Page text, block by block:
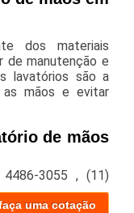
dos materiais
de manutenção e
lavatórios são a
as mãos e evitar
de mãos
3055 ,(11)
uma cotação